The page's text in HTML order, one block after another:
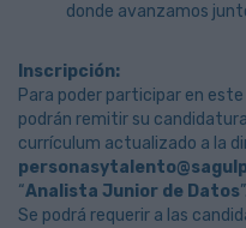
donde avanzamos
Inscripción:
Para poder participar en
podrán remitir su
currículum actualizado a la
“Analista Junior de Datos”.
Se podrá requerir a las